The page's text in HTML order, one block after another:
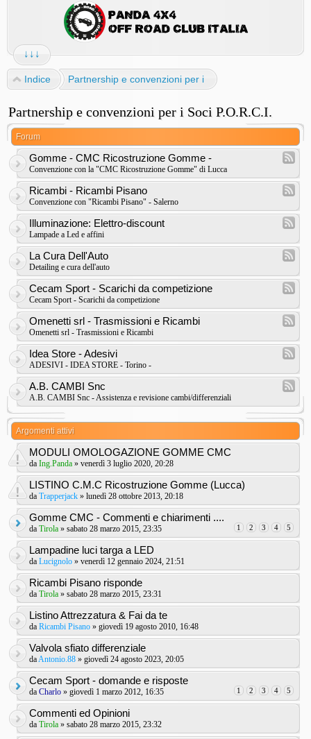
↓↓↓
Indice Partnership e convenzioni per i Soci P.O.R.C.I.
Partnership e convenzioni per i Soci P.O.R.C.I.
Forum
Gomme - CMC Ricostruzione Gomme -
Convenzione con la "CMC Ricostruzione Gomme" di Lucca
Ricambi - Ricambi Pisano
Convenzione con "Ricambi Pisano" - Salerno
Illuminazione: Elettro-discount
Lampade a Led e affini
La Cura Dell'Auto
Detailing e cura dell'auto
Cecam Sport - Scarichi da competizione
Cecam Sport - Scarichi da competizione
Omenetti srl - Trasmissioni e Ricambi
Omenetti srl - Trasmissioni e Ricambi
Idea Store - Adesivi
ADESIVI - IDEA STORE - Torino -
A.B. CAMBI Snc
A.B. CAMBI Snc - Assistenza e revisione cambi/differenziali
Argomenti attivi
MODULI OMOLOGAZIONE GOMME CMC
da Ing.Panda » venerdì 3 luglio 2020, 20:28
LISTINO C.M.C Ricostruzione Gomme (Lucca)
da Trapperjack » lunedì 28 ottobre 2013, 20:18
Gomme CMC - Commenti e chiarimenti ....
1 2 3 4 5
da Tirola » sabato 28 marzo 2015, 23:35
Lampadine luci targa a LED
da Lucignolo » venerdì 12 gennaio 2024, 21:51
Ricambi Pisano risponde
da Tirola » sabato 28 marzo 2015, 23:31
Listino Attrezzatura & Fai da te
da Ricambi Pisano » giovedì 19 agosto 2010, 16:48
Valvola sfiato differenziale
daAntonio.88 » giovedì 24 agosto 2023, 20:05
Cecam Sport - domande e risposte
1 2 3 4 5
da Charlo » giovedì 1 marzo 2012, 16:35
Commenti ed Opinioni
da Tirola » sabato 28 marzo 2015, 23:32